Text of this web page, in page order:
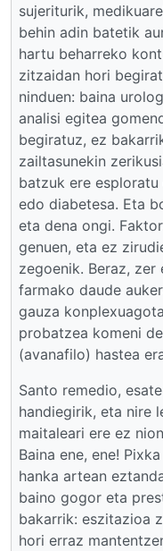
sujeriturik,
behin adin batetik
hartu beharreko
zitzaidan hori
ninduen: baina
analisi egitea
begiratuz, ez
zailtasunekin
batzuk ere
edo diabetesa. Eta
eta dena ongi.
genuen, eta ez
zegoenik. Beraz, zer
farmako daude
gauza
probatzea komeni
(avanafilo) hastea
Santo remedio,
handiegirik, eta nire
maitaleari ere ez
Baina ene, ene!
hanka artean
baino gogor eta
bakarrik: eszitazioa
hori erraz